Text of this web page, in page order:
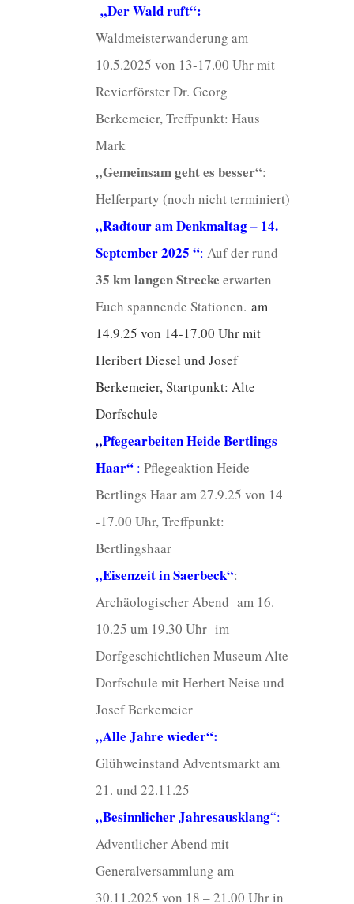
„Der Wald ruft“:
Waldmeisterwanderung am
10.5.2025 von 13-17.00 Uhr mit
Revierförster Dr. Georg
Berkemeier, Treffpunkt: Haus
Mark
„Gemeinsam geht es besser“:
Helferparty (noch nicht terminiert)
„Radtour am Denkmaltag – 14.
September 2025 “: Auf der rund
35 km langen Strecke erwarten
Euch spannende Stationen. am
14.9.25 von 14-17.00 Uhr mit
Heribert Diesel und Josef
Berkemeier, Startpunkt: Alte
Dorfschule
„Pfegearbeiten Heide Bertlings
Haar“: Pflegeaktion Heide
Bertlings Haar am 27.9.25 von 14
-17.00 Uhr, Treffpunkt:
Bertlingshaar
„Eisenzeit in Saerbeck“:
Archäologischer Abend am 16.
10.25 um 19.30 Uhr im
Dorfgeschichtlichen Museum Alte
Dorfschule mit Herbert Neise und
Josef Berkemeier
„Alle Jahre wieder“:
Glühweinstand Adventsmarkt am
21. und 22.11.25
„Besinnlicher Jahresausklang“:
Adventlicher Abend mit
Generalversammlung am
30.11.2025 von 18 – 21.00 Uhr in